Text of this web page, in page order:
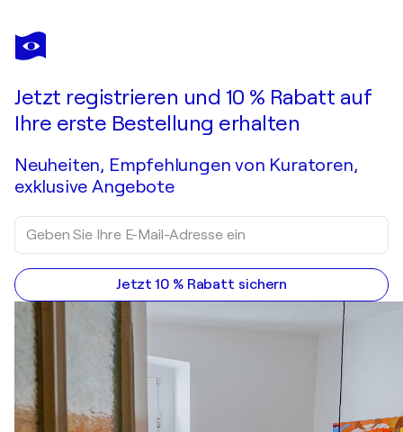
Jetzt registrieren und 10 % Rabatt auf
Ihre erste Bestellung erhalten
Neuheiten, Empfehlungen von Kuratoren,
exklusive Angebote
Jetzt 10 % Rabatt sichern